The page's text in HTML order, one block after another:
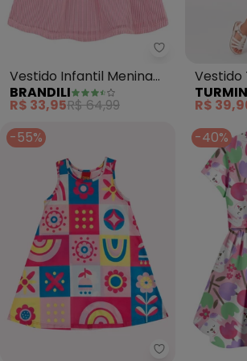
Brandili -
Vestido Infantil Menina
com Tule (Rosa)
BRANDILI
R$ 33,95R$ 64,99
Vestido
(Rosa)
R$
-55%
Kyly -
-40%